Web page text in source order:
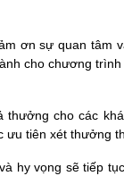
ơn sự quan tâm
cho chương
cho các
tiên xét thưởng
hy vọng sẽ tiếp